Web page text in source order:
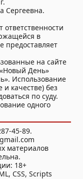
Сергеевна.
ответственности
в
предоставляет
на сайте
День»
Использование
качестве) без
по суду.
одного
45-89.
материалов
18+
CSS, Scripts